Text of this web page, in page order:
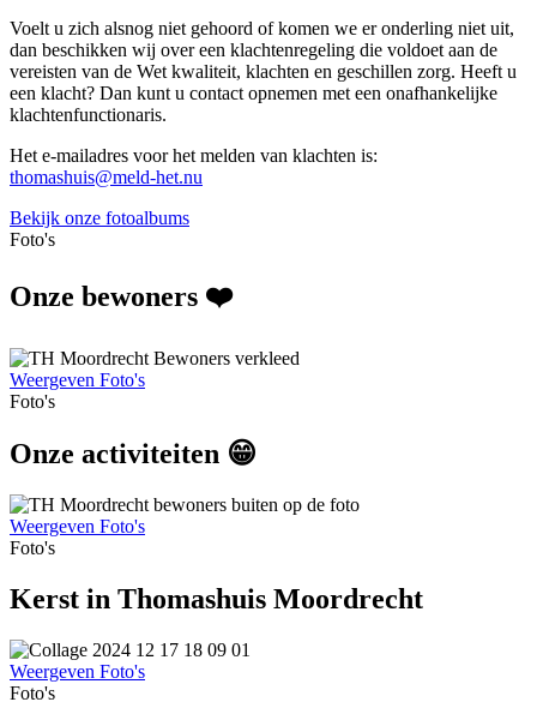
Voelt u zich alsnog niet gehoord of komen we er onderling niet uit,
dan beschikken wij over een klachtenregeling die voldoet aan de
vereisten van de Wet kwaliteit, klachten en geschillen zorg. Heeft u
een klacht? Dan kunt u contact opnemen met een onafhankelijke
klachtenfunctionaris.
Het e-mailadres voor het melden van klachten is:
thomashuis@meld-het.nu
Bekijk onze fotoalbums
Foto's
Onze bewoners ❤️
Weergeven Foto's
Foto's
Onze activiteiten 😁
Weergeven Foto's
Foto's
Kerst in Thomashuis Moordrecht
Weergeven Foto's
Foto's